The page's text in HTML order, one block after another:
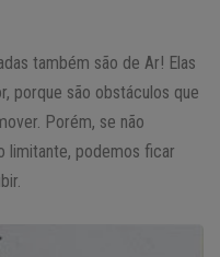
também são de Ar! Elas
porque são obstáculos que
Porém, se não
limitante, podemos ficar